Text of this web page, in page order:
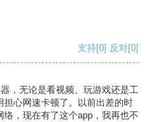
支持[0] 反对[0]
，无论是看视频、玩游戏还是工
心网速卡顿了。以前出差的时
，现在有了这个app，我再也不